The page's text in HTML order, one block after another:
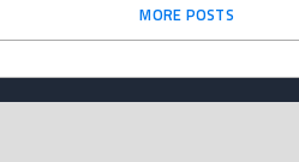
MORE POSTS